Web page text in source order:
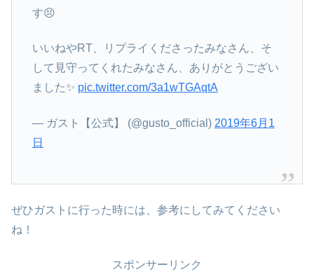
す😣
いいねやRT、リプライくださったみなさん、そ
して見守ってくれたみなさん、ありがとうござい
ました✨ pic.twitter.com/3a1wTGAqtA
— ガスト【公式】 (@gusto_official) 2019年6月1
日
ぜひガストに行った時には、参考にしてみてください
ね！
スポンサーリンク